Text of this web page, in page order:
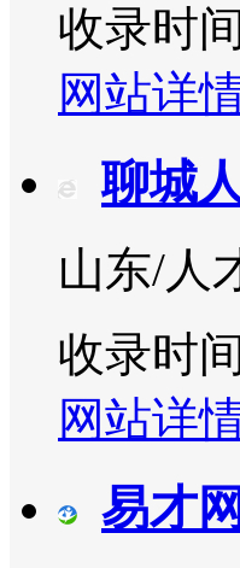
收录时
网站详
聊城
山东/人
收录时
网站详
易才网